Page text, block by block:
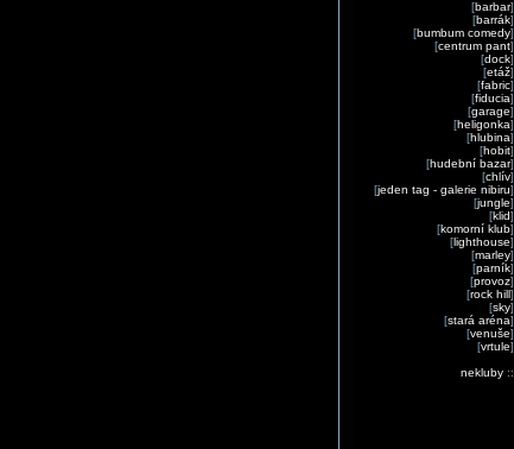
[barbar]
[barrák]
[bumbum comedy]
[centrum pant]
[dock]
[etáž]
[fabric]
[fiducia]
[garage]
[heligonka]
[hlubina]
[hobit]
[hudební bazar]
[chlív]
[jeden tag - galerie nibiru]
[jungle]
[klid]
[komorní klub]
[lighthouse]
[marley]
[parník]
[provoz]
[rock hill]
[sky]
[stará aréna]
[venuše]
[vrtule]
nekluby::